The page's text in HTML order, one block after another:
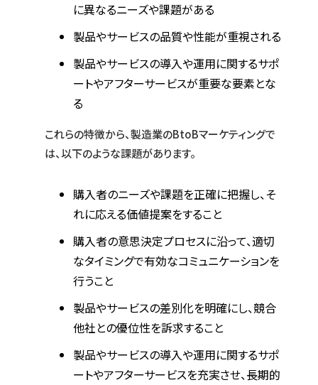
に異なるニーズや課題がある
製品やサービスの品質や性能が重視される
製品やサービスの導入や運用に関するサポ
ートやアフターサービスが重要な要素とな
る
これらの特徴から、製造業のBtoBマーケティングで
は、以下のような課題があります。
購入者のニーズや課題を正確に把握し、そ
れに応える価値提案をすること
購入者の意思決定プロセスに沿って、適切
なタイミングで有効なコミュニケーションを
行うこと
製品やサービスの差別化を明確にし、競合
他社との優位性を訴求すること
製品やサービスの導入や運用に関するサポ
ートやアフターサービスを充実させ、長期的